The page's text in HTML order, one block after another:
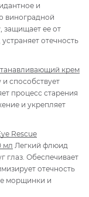
и
виноградной
защищает ее от
отечность
крем
способствует
процесс старения
и укрепляет
Rescue
мл Легкий флюид
глаз. Обеспечивает
отечность
морщинки и